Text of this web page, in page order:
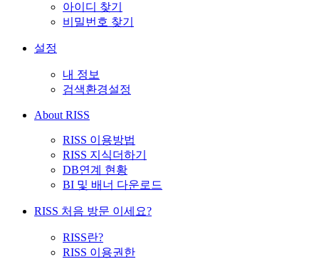
아이디 찾기
비밀번호 찾기
설정
내 정보
검색환경설정
About RISS
RISS 이용방법
RISS 지식더하기
DB연계 현황
BI 및 배너 다운로드
RISS 처음 방문 이세요?
RISS란?
RISS 이용권한